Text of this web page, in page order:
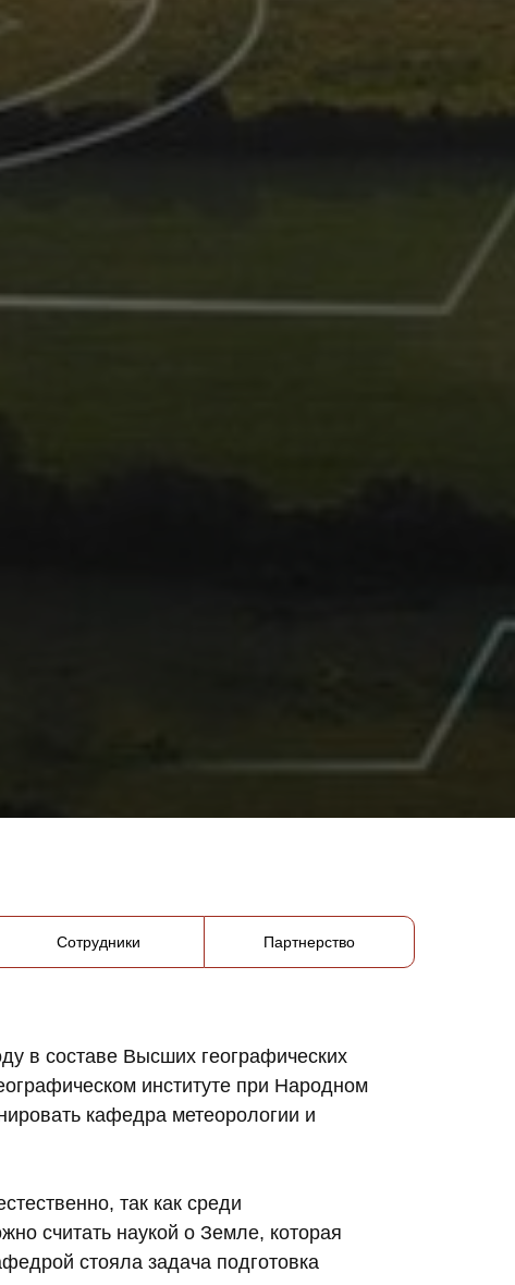
Сотрудники Партнерство
в составе Высших географических
институте при Народном
кафедра метеорологии и
так как среди
считать наукой о Земле, которая
стояла задача подготовка